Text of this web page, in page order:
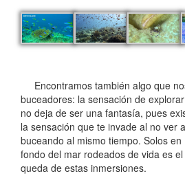
Encontramos también algo que
buceadores: la sensación de
no deja de ser una fantasía, pues
la sensación que te invade al no ver
buceando al mismo tiempo. Solos
fondo del mar rodeados de vida es
queda de estas inmersiones.